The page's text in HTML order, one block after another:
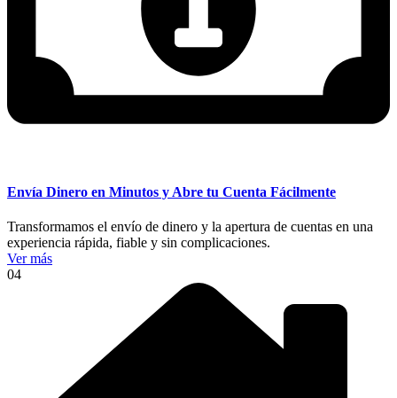
Envía Dinero en Minutos y Abre tu Cuenta Fácilmente
Transformamos el envío de dinero y la apertura de cuentas en una
experiencia rápida, fiable y sin complicaciones.
Ver más
04